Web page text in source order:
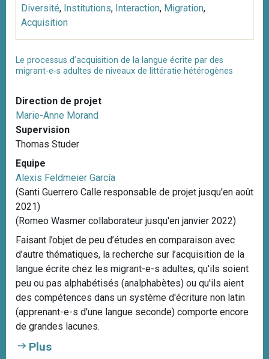
Diversité, Institutions, Interaction, Migration,
Acquisition
Le processus d’acquisition de la langue écrite par des
migrant-e-s adultes de niveaux de littératie hétérogènes
Direction de projet
Marie-Anne Morand
Supervision
Thomas Studer
Equipe
Alexis Feldmeier García
(Santi Guerrero Calle responsable de projet jusqu'en août
2021)
(Romeo Wasmer collaborateur jusqu'en janvier 2022)
Faisant l’objet de peu d’études en comparaison avec
d’autre thématiques, la recherche sur l’acquisition de la
langue écrite chez les migrant-e-s adultes, qu'ils soient
peu ou pas alphabétisés (analphabètes) ou qu'ils aient
des compétences dans un système d'écriture non latin
(apprenant-e-s d'une langue seconde) comporte encore
de grandes lacunes.
Plus